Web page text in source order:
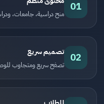
01
منح دراسية، جامعات،
02 تصميم سريع
تصفح سريع ومتجاوب